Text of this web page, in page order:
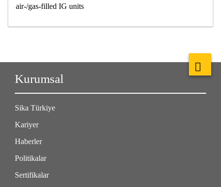
air-/gas-filled IG units
Kurumsal
Sika Türkiye
Kariyer
Haberler
Politikalar
Sertifikalar